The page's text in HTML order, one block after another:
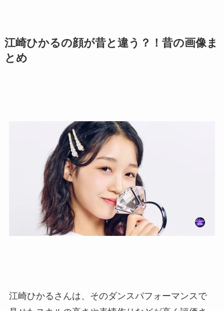
江崎ひかるの顔が昔と違う？！昔の画像ま
とめ
江崎ひかるさんは、そのダンスパフォーマンスで